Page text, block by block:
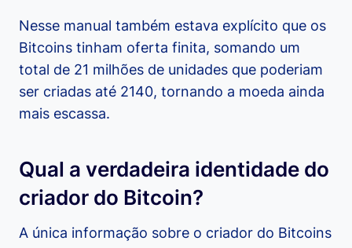
Nesse manual também estava explícito que os
Bitcoins tinham oferta finita, somando um
total de 21 milhões de unidades que poderiam
ser criadas até 2140, tornando a moeda ainda
mais escassa.
Qual a verdadeira identidade do
criador do Bitcoin?
A única informação sobre o criador do Bitcoins